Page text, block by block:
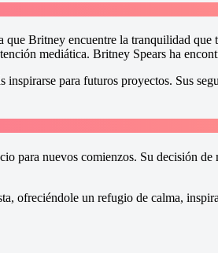
Britney encuentre la tranquilidad
mediática. Britney Spears ha
para futuros proyectos. Sus
para nuevos comienzos. Su decisión
ofreciéndole un refugio de calma,